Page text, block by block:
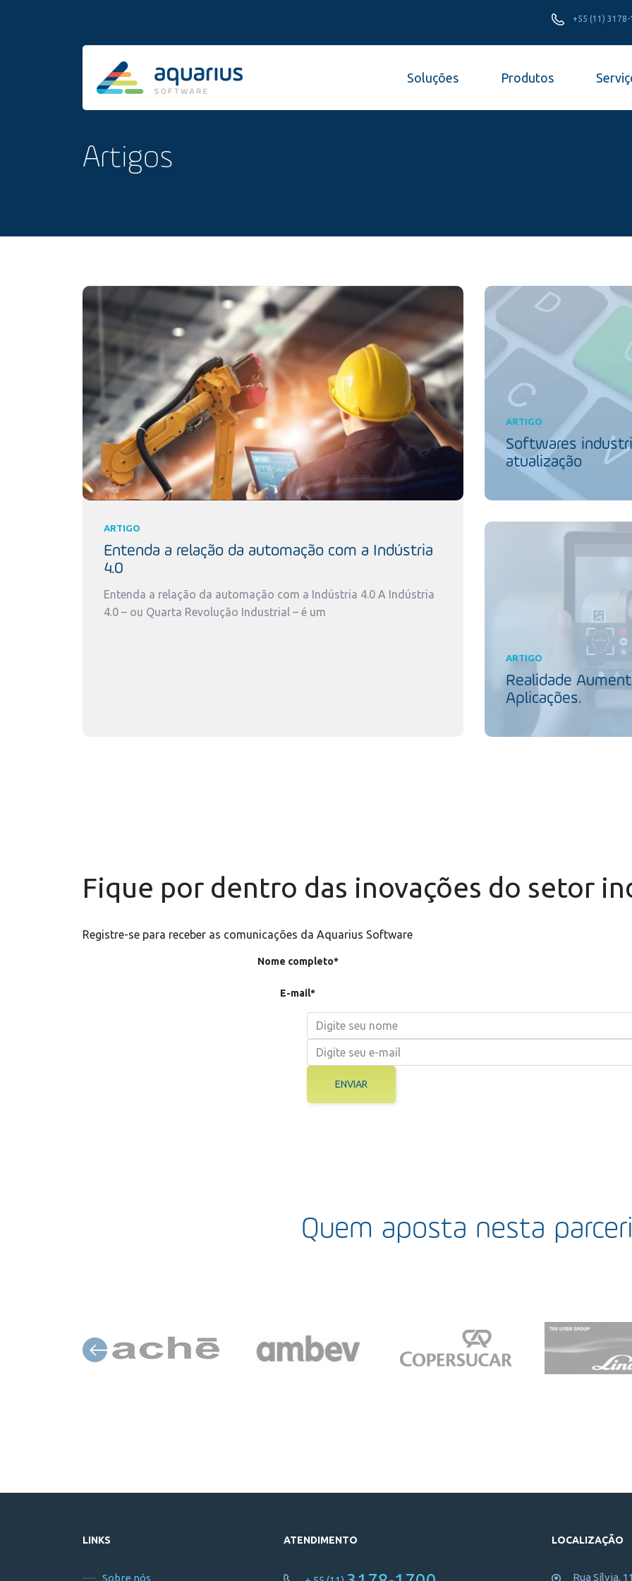
+55 (11) 3178-
Soluções Produtos
Artigos
ARTIGO
Entenda a relação da automação com a Indústria
4.0
Entenda a relação da automação com a Indústria 4.0 A Indústria
4.0 – ou Quarta Revolução Industrial – é um
ARTIGO
Softwares
atualização
ARTIGO
Realidade
Aplicações.
Fique por dentro das inovações do setor
Registre-se para receber as comunicações da Aquarius Software
Nome completo*
E-mail*
ENVIAR
Quem aposta nesta
LINKS
Sobre nós
ATENDIMENTO LOCALIZAÇÃO
Rua Sílvia,